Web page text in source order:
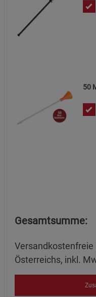
50
Gesamtsumme:
Österreichs, inkl.